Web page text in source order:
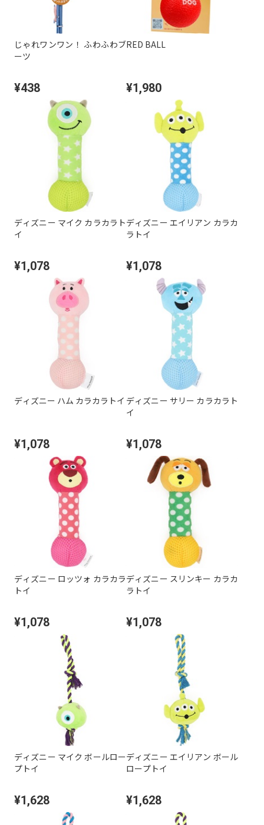
じゃれワンワン！ ふわふわブ
ーツ
¥438
RED BALL
¥1,980
ディズニー マイク カラカラト
イ
¥1,078
ディズニー エイリアン カラカ
ラトイ
¥1,078
ディズニー ハム カラカラトイ
¥1,078
ディズニー サリー カラカラト
イ
¥1,078
ディズニー ロッツォ カラカラ
トイ
¥1,078
ディズニー スリンキー カラカ
ラトイ
¥1,078
ディズニー マイク ボールロー
プトイ
¥1,628
ディズニー エイリアン ボール
ロープトイ
¥1,628